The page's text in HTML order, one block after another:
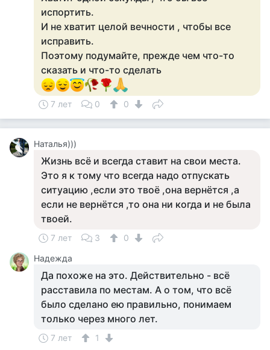
испортить.
И не хватит целой вечности , чтобы все
исправить.
Поэтому подумайте, прежде чем что-то
сказать и что-то сделать
7 лет 0 0
Наталья)))
Жизнь всё и всегда ставит на свои места.
Это я к тому что всегда надо отпускать
ситуацию ,если это твоё ,она вернётся ,а
если не вернётся ,то она ни когда и не была
твоей.
7 лет 3
0
Надежда
Да похоже на это. Действительно - всё
расставила по местам. А о том, что всё
было сделано ею правильно, понимаем
только через много лет.
7 лет
1